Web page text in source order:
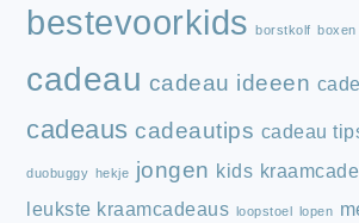
bestevoorkids borstkolf boxen
cadeau cadeau ideeen
cadeaus cadeautips cadeau
duobuggy hekje jongen kids
leukste kraamcadeaus loopstoel lopen